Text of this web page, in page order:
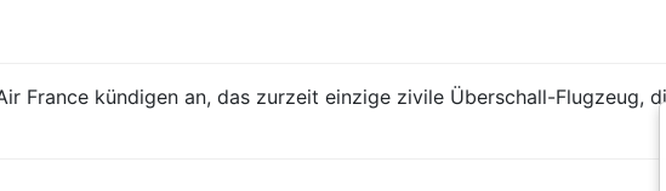
France kündigen an, das zurzeit einzige zivile Überschall-Flugzeug,